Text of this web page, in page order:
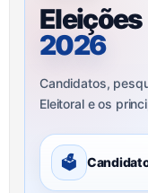
Eleições
2026
Candidatos,
Eleitoral e os
🗳